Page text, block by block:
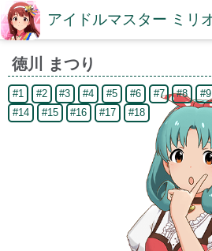
徳川 まつり
#1 #2 #3 #4 #5 #6 #7 #8 #9
#14
#15 #16 #17 #18